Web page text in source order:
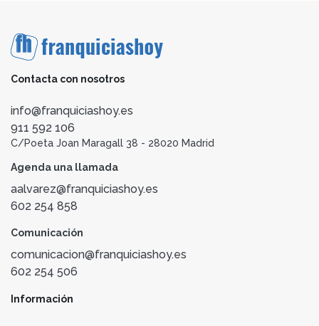
Contacta con nosotros
info@franquiciashoy.es
911 592 106
C/Poeta Joan Maragall 38 - 28020 Madrid
Agenda una llamada
aalvarez@franquiciashoy.es
602 254 858
Comunicación
comunicacion@franquiciashoy.es
602 254 506
Información